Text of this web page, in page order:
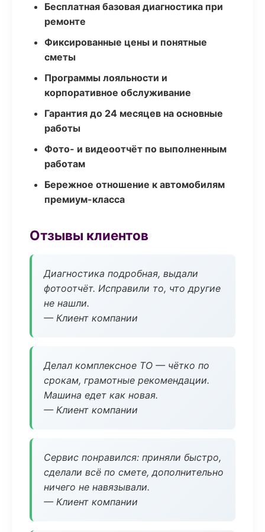
Бесплатная базовая диагностика при
ремонте
Фиксированные цены и понятные
сметы
Программы лояльности и
корпоративное обслуживание
Гарантия до 24 месяцев на основные
работы
Фото- и видеоотчёт по выполненным
работам
Бережное отношение к автомобилям
премиум-класса
Отзывы клиентов
Диагностика подробная, выдали
фотоотчёт. Исправили то, что другие
не нашли.
— Клиент компании
Делал комплексное ТО — чётко по
срокам, грамотные рекомендации.
Машина едет как новая.
— Клиент компании
Сервис понравился: приняли быстро,
сделали всё по смете, дополнительно
ничего не навязывали.
— Клиент компании